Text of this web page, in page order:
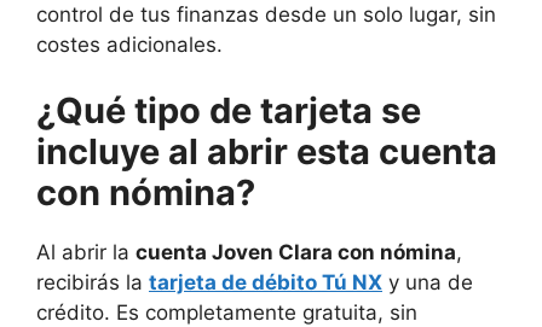
control de tus finanzas desde un solo lugar, sin
costes adicionales.
¿Qué tipo de tarjeta se
incluye al abrir esta cuenta
con nómina?
Al abrir la cuenta Joven Clara con nómina,
recibirás la tarjeta de débito Tú NX y una de
crédito. Es completamente gratuita, sin